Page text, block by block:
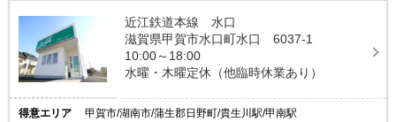
近江鉄道本線 水口
滋賀県甲賀市水口町水口 6037-1
10:00～18:00
水曜・木曜定休（他臨時休業あり）
得意エリア 甲賀市/湖南市/蒲生郡日野町/貴生川駅/甲南駅